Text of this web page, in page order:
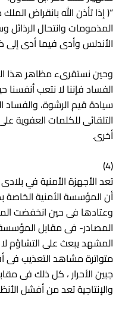
“( إذا تأذن الله بانقراض
المذمومات وانتحال
الأندلس وأدى فيما أدى إلى
وحين نستقرىء مظاهر هذا
الفساد فإننا لا نتعب
سيادة قيم الرشوة، والفساد
التلقائى للكلمات العفوية
أخرى.
(4)
تعد الأجهزة الأمنية في
أن المؤسسة الأمنية
وعتادها فى حين انخفضت
المصادر- فى مقابل
المشهد يبعث على التشاؤم
متواترة مشاهد التعذيب فى
جبين الأحرار ، كل ذلك فى
والإنتاجية تعد من أفشل